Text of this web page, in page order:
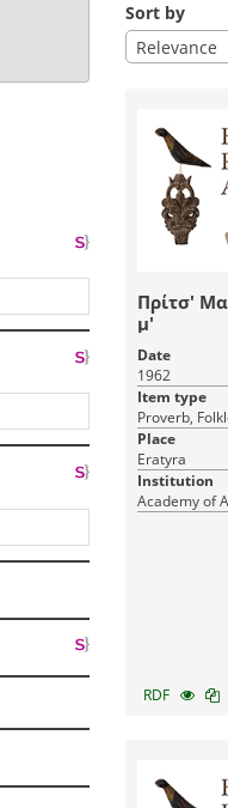
Sort by
Relevance
Πρίτσ'
μ'
Date
1962
Item type
Proverb,
Place
Eratyra
Institution
Academy of
RDF